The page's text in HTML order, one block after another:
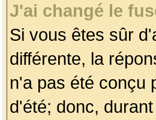
J'ai changé le
Si vous êtes sûr
différente, la
n'a pas été conçu
d'été; donc,